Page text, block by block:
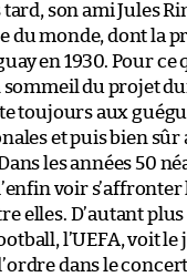
son ami Jules
du monde, dont la
en 1930. Pour ce
sommeil du projet
toujours aux
et puis bien sûr
les années 50
voir s’affronter
elles. D’autant plus
l’UEFA, voit le
dans le